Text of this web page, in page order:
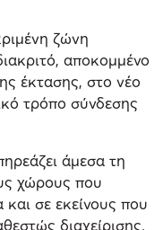
ζώνη
αποκομμένο
έκτασης, στο νέο
τρόπο σύνδεσης
άμεσα τη
χώρους που
σε εκείνους που
διαχείρισης.